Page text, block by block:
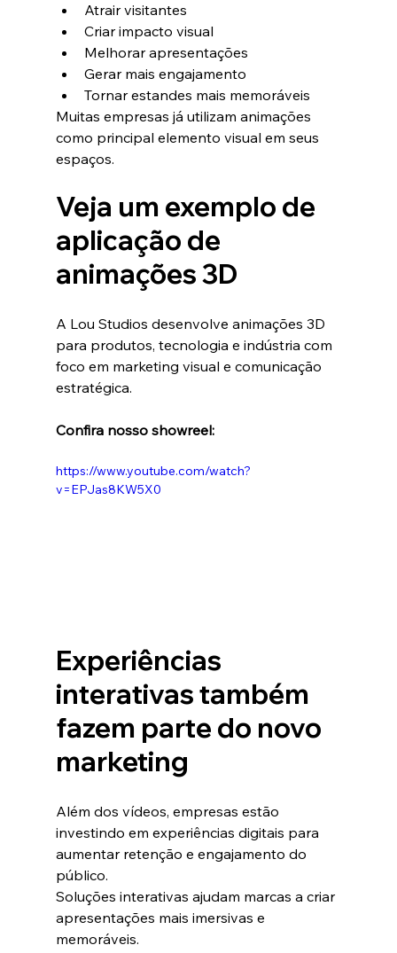
Atrair visitantes
Criar impacto visual
Melhorar apresentações
Gerar mais engajamento
Tornar estandes mais memoráveis
Muitas empresas já utilizam animações
como principal elemento visual em seus
espaços.
Veja um exemplo de
aplicação de
animações 3D
A Lou Studios desenvolve animações 3D
para produtos, tecnologia e indústria com
foco em marketing visual e comunicação
estratégica.
Confira nosso showreel:
https://www.youtube.com/watch?
v=EPJas8KW5X0
Experiências
interativas também
fazem parte do novo
marketing
Além dos vídeos, empresas estão
investindo em experiências digitais para
aumentar retenção e engajamento do
público.
Soluções interativas ajudam marcas a criar
apresentações mais imersivas e
memoráveis.